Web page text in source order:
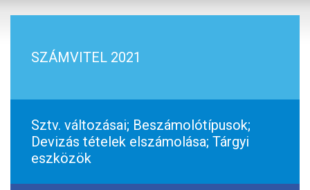
SZÁMVITEL 2021
Sztv. változásai; Beszámolótípusok;
Devizás tételek elszámolása; Tárgyi
eszközök